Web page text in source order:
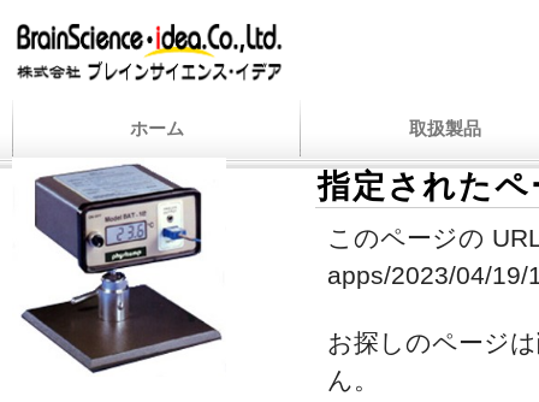
ホーム 取扱製品
指定された
このページの
apps/2023/04/19/
お探しのページ
ん。